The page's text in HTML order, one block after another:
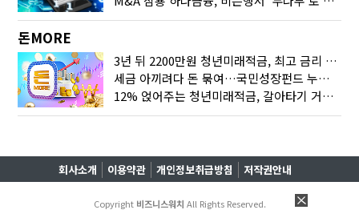
돈MORE
3년 뒤 2200만원 청년미래적금, 최고 금리 받으려면?
세금 아끼려다 돈 묶여…국민성장펀드 누가 가입하면 좋을까
12% 얹어주는 청년미래적금, 갈아타기 거절 될수 있어요
회사소개 이용약관 개인정보취급방침 저작권안내
Copyright 비즈니스워치 All Rights Reserved.